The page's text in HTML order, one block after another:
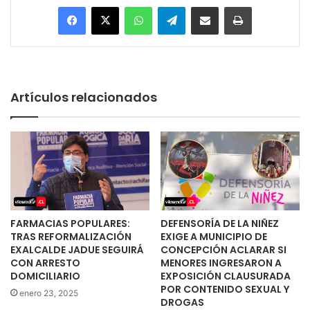
Facebook
X WhatsAppTelegramEnviar vía email Imprimir
Artículos relacionados
FARMACIAS POPULARES:
TRAS REFORMALIZACIÓN
EXALCALDE JADUE SEGUIRÁ
CON ARRESTO
DOMICILIARIO
enero 23, 2025
DEFENSORÍA DE LA NIÑEZ
EXIGE A MUNICIPIO DE
CONCEPCIÓN ACLARAR SI
MENORES INGRESARON A
EXPOSICIÓN CLAUSURADA
POR CONTENIDO SEXUAL Y
DROGAS